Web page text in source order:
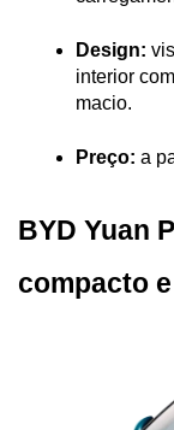
Design:
interior
macio.
Preço: a
BYD Yuan
compacto